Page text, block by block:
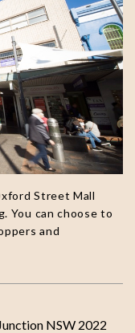
Street Mall
You can choose to
and
NSW 2022